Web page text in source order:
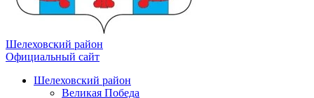
Шелеховский район
Официальный сайт
Шелеховский район
Великая Победа